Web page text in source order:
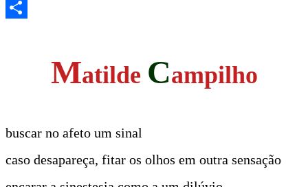
WhatsApp
Matilde Campilho
buscar no afeto um sinal
caso desapareça, fitar os olhos em outra sensação